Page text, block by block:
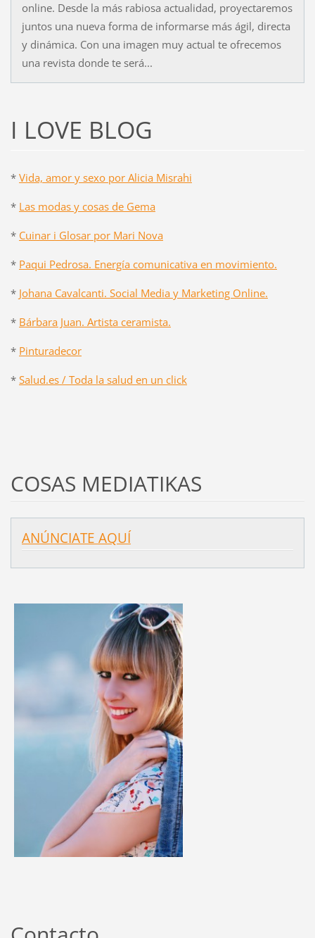
online. Desde la más rabiosa actualidad, proyectaremos
juntos una nueva forma de informarse más ágil, directa
y dinámica. Con una imagen muy actual te ofrecemos
una revista donde te será...
I LOVE BLOG
* Vida, amor y sexo por Alicia Misrahi
* Las modas y cosas de Gema
* Cuinar i Glosar por Mari Nova
* Paqui Pedrosa. Energía comunicativa en movimiento.
* Johana Cavalcanti. Social Media y Marketing Online.
* Bárbara Juan. Artista ceramista.
* Pinturadecor
* Salud.es / Toda la salud en un click
COSAS MEDIATIKAS
ANÚNCIATE AQUÍ